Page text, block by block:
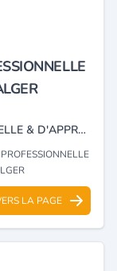
CENTRE DE FORMATION PROFESSIONNELLE & D'APPRENTISSAGE
LA PAGE